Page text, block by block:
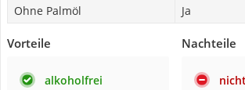
Ohne Palmöl
Ja
Vorteile
alkoholfrei
Nachteile